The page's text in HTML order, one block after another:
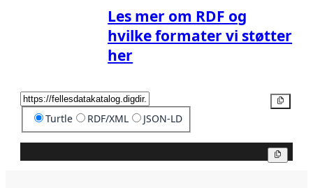
Les mer om RDF og
hvilke formater vi støtter
her
Turtle RDF/XML JSON-LD